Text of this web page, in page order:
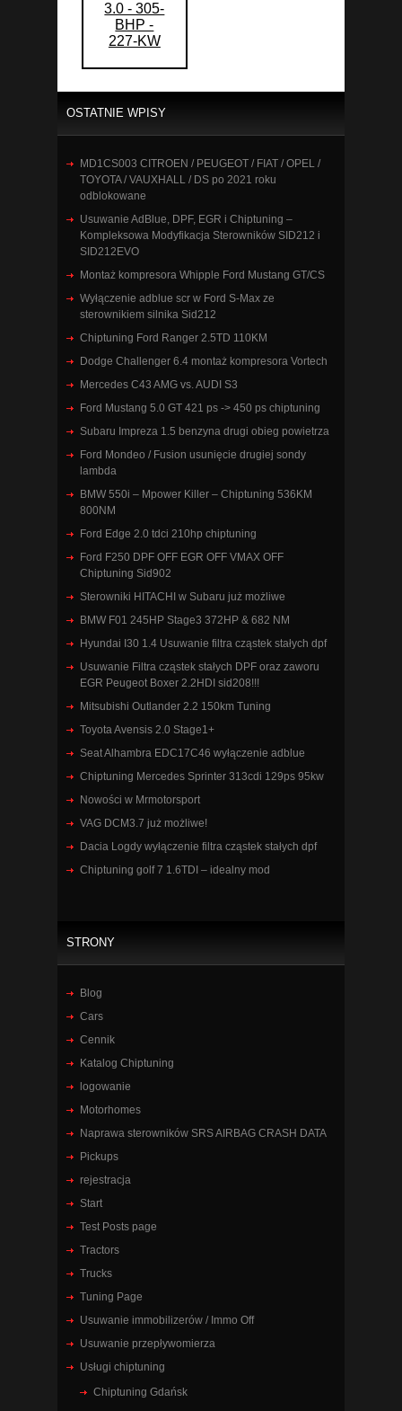
3.0 - 305-
BHP -
227-KW
OSTATNIE WPISY
MD1CS003 CITROEN / PEUGEOT / FIAT / OPEL /
TOYOTA / VAUXHALL / DS po 2021 roku
odblokowane
Usuwanie AdBlue, DPF, EGR i Chiptuning –
Kompleksowa Modyfikacja Sterowników SID212 i
SID212EVO
Montaż kompresora Whipple Ford Mustang GT/CS
Wyłączenie adblue scr w Ford S-Max ze
sterownikiem silnika Sid212
Chiptuning Ford Ranger 2.5TD 110KM
Dodge Challenger 6.4 montaż kompresora Vortech
Mercedes C43 AMG vs. AUDI S3
Ford Mustang 5.0 GT 421 ps -> 450 ps chiptuning
Subaru Impreza 1.5 benzyna drugi obieg powietrza
Ford Mondeo / Fusion usunięcie drugiej sondy
lambda
BMW 550i – Mpower Killer – Chiptuning 536KM
800NM
Ford Edge 2.0 tdci 210hp chiptuning
Ford F250 DPF OFF EGR OFF VMAX OFF
Chiptuning Sid902
Sterowniki HITACHI w Subaru już możliwe
BMW F01 245HP Stage3 372HP & 682 NM
Hyundai I30 1.4 Usuwanie filtra cząstek stałych dpf
Usuwanie Filtra cząstek stałych DPF oraz zaworu
EGR Peugeot Boxer 2.2HDI sid208!!!
Mitsubishi Outlander 2.2 150km Tuning
Toyota Avensis 2.0 Stage1+
Seat Alhambra EDC17C46 wyłączenie adblue
Chiptuning Mercedes Sprinter 313cdi 129ps 95kw
Nowości w Mrmotorsport
VAG DCM3.7 już możliwe!
Dacia Logdy wyłączenie filtra cząstek stałych dpf
Chiptuning golf 7 1.6TDI – idealny mod
STRONY
Blog
Cars
Cennik
Katalog Chiptuning
logowanie
Motorhomes
Naprawa sterowników SRS AIRBAG CRASH DATA
Pickups
rejestracja
Start
Test Posts page
Tractors
Trucks
Tuning Page
Usuwanie immobilizerów / Immo Off
Usuwanie przepływomierza
Usługi chiptuning
Chiptuning Gdańsk